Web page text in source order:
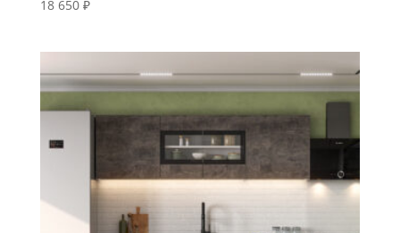
18 650 ₽